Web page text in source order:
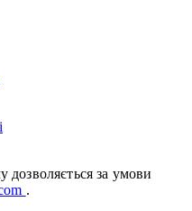
дозволяється за умови
.